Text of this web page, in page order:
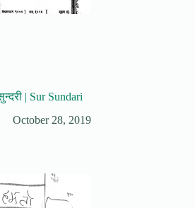
| Sur Sundari
October 28, 2019